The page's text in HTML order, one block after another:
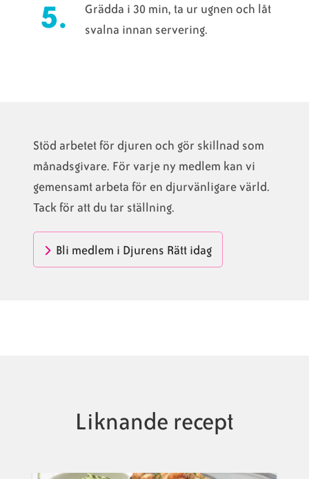
Grädda i 30 min, ta ur ugnen och låt
svalna innan servering.
Stöd arbetet för djuren och gör skillnad som
månadsgivare. För varje ny medlem kan vi
gemensamt arbeta för en djurvänligare värld.
Tack för att du tar ställning.
Bli medlem i Djurens Rätt idag
Liknande recept